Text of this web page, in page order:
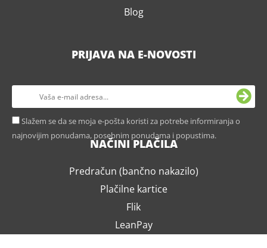
Blog
PRIJAVA NA E-NOVOSTI
Slažem se da se moja e-pošta koristi za potrebe informiranja o
najnovijim ponudama, posebnim ponudama i popustima.
NAČINI PLAČILA
Predračun (bančno nakazilo)
Plačilne kartice
Flik
LeanPay